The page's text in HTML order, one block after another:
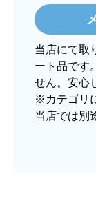
2025
欲しい商品
はい
ショップか
はい
予定の期日ま
当店にて取
ート品です
せん。安心
※カテゴリ
当店では別